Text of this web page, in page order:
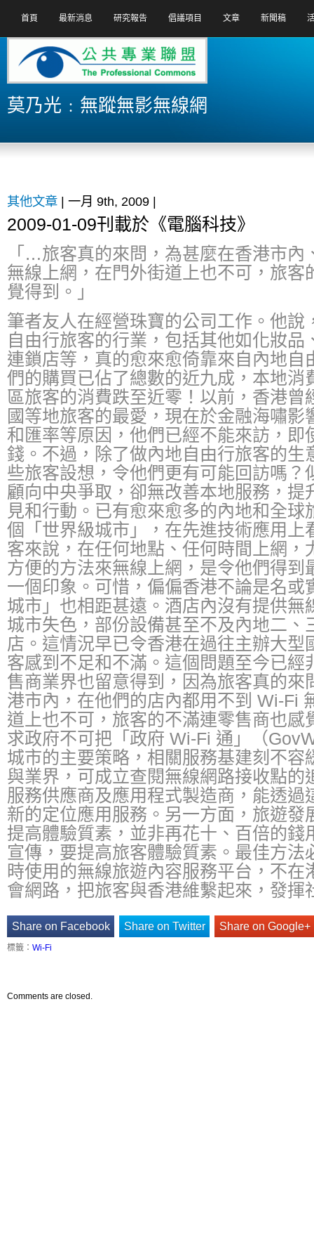
首頁 最新消息 研究報告 倡議項目 文章 新聞稿
莫乃光﹕無蹤無影無線網
其他文章 | 一月 9th, 2009 |
2009-01-09刊載於《電腦科技》
「…旅客真的來問，為甚麼在香港市內
無線上網，在門外街道上也不可，旅客
覺得到。」
筆者友人在經營珠寶的公司工作。他說
自由行旅客的行業，包括其他如化妝品
連鎖店等，真的愈來愈倚靠來自內地自
們的購買已佔了總數的近九成，本地消
區旅客的消費跌至近零！以前，香港曾
國等地旅客的最愛，現在於金融海嘯影
和匯率等原因，他們已經不能來訪，即
錢。不過，除了做內地自由行旅客的生
些旅客設想，令他們更有可能回訪嗎？
顧向中央爭取，卻無改善本地服務，提
見和行動。已有愈來愈多的內地和全球
個「世界級城市」，在先進技術應用上
客來說，在任何地點、任何時間上網，
方便的方法來無線上網，是令他們得到
一個印象。可惜，偏偏香港不論是名或
城市」也相距甚遠。酒店內沒有提供無
城市失色，部份設備甚至不及內地二、
店。這情況早已令香港在過往主辦大型
客感到不足和不滿。這個問題至今已經
售商業界也留意得到，因為旅客真的來
港市內，在他們的店內都用不到 Wi-Fi
道上也不可，旅客的不滿連零售商也感
求政府不可把「政府 Wi-Fi 通」（
城市的主要策略，相關服務基建刻不容
與業界，可成立查閱無線網路接收點的
服務供應商及應用程式製造商，能透過
新的定位應用服務。另一方面，旅遊發
提高體驗質素，並非再花十、百倍的錢
宣傳，要提高旅客體驗質素。最佳方法
時使用的無線旅遊內容服務平台，不在
會網路，把旅客與香港維繫起來，發揮
Share on Facebook Share on Twitter Share on Google+
標籤： Wi-Fi
Comments are closed.